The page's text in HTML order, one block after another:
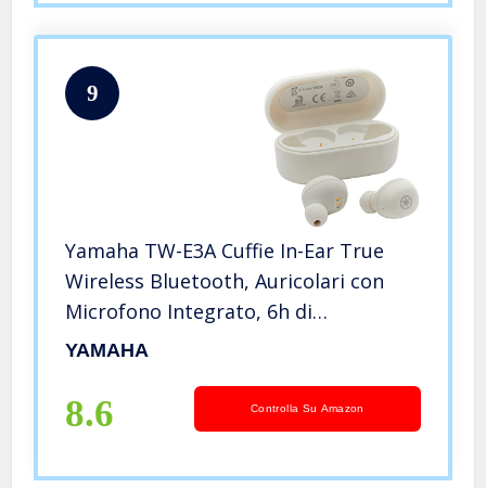
9
Yamaha TW-E3A Cuffie In-Ear True
Wireless Bluetooth, Auricolari con
Microfono Integrato, 6h di
Autonomia con 1 sola Ricarica,
Ricarica, Bianco
YAMAHA
8.6 Controlla Su Amazon